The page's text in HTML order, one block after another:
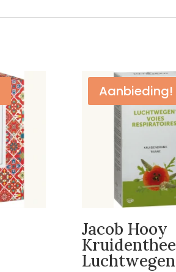
Aanbieding!
Jacob Hooy
Kruidenthee
Luchtwegen